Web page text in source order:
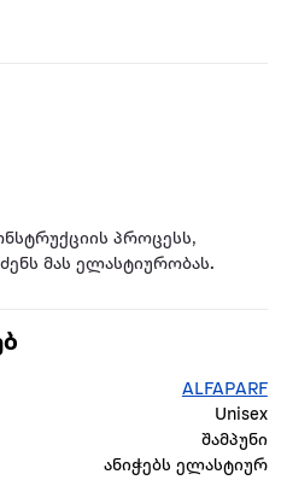
პროცესს,
მას ელასტიურობას.
ALFAPARF
Unisex
შამპუნი
ანიჭებს ელასტიურ